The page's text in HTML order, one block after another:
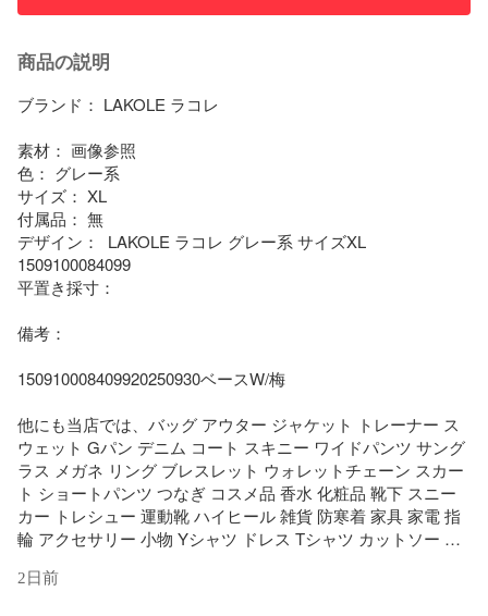
商品の説明
ブランド： LAKOLE ラコレ
素材： 画像参照
色： グレー系
サイズ： XL
付属品： 無
デザイン：  LAKOLE ラコレ グレー系 サイズXL
1509100084099
平置き採寸：
備考：
150910008409920250930ベースW/梅
他にも当店では、バッグ アウター ジャケット トレーナー ス
ウェット Gパン デニム コート スキニー ワイドパンツ サング
ラス メガネ リング ブレスレット ウォレットチェーン スカー
ト ショートパンツ つなぎ コスメ品 香水 化粧品 靴下 スニー
カー トレシュー 運動靴 ハイヒール 雑貨 防寒着 家具 家電 指
輪 アクセサリー 小物 Yシャツ ドレス Tシャツ カットソー G
エスニック 民族系 水着 キャップ ネックレス サンダル パンプ
2日前